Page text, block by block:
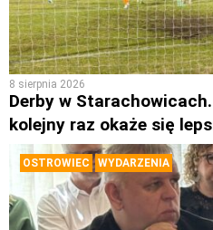
8 sierpnia 2026
Derby w
kolejny raz okaże się
OSTROWIEC WYDARZENIA